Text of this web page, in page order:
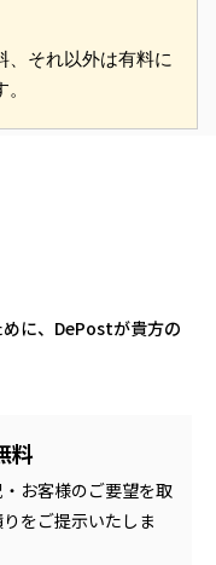
それ以外は有料に
に、 DePostが貴方の
料
お客様のご要望を取
をご提示いたしま